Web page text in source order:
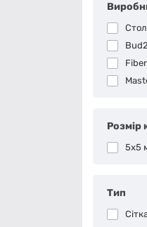
Розмір
5x5
Тип